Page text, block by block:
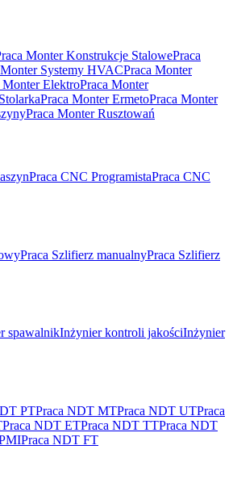
Monter Konstrukcje StalowePraca
Systemy HVACPraca Monter
Monter ElektroPraca Monter
Praca Monter ErmetoPraca Monter
Praca Monter Rusztowań
Praca CNC ProgramistaPraca CNC
Praca Szlifierz manualnyPraca Szlifierz
spawalnikInżynier kontroli jakościInżynier
PTPraca NDT MTPraca NDT UTPraca
Praca NDT ETPraca NDT TTPraca NDT
Praca NDT FT